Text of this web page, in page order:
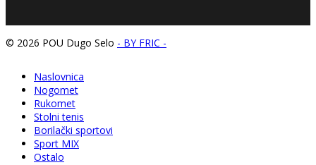
© 2026 POU Dugo Selo - BY FRIC -
Naslovnica
Nogomet
Rukomet
Stolni tenis
Borilački sportovi
Sport MIX
Ostalo